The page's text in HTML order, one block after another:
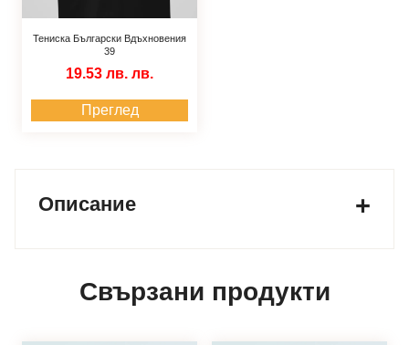
Тениска Български Вдъхновения
39
19.53 лв. лв.
Преглед
Описание
Свързани продукти